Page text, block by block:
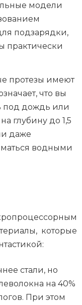
модели
подзарядки,
практически
протезы имеют
что вы
под дождь или
глубину до 1,5
даже
водными
которые
стали, но
на 40%
При этом